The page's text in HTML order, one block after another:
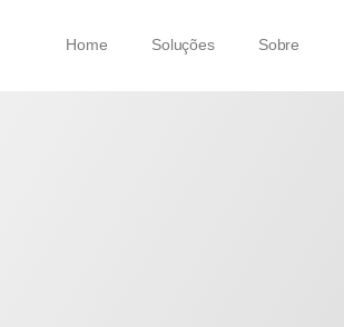
Home Soluções Sobre